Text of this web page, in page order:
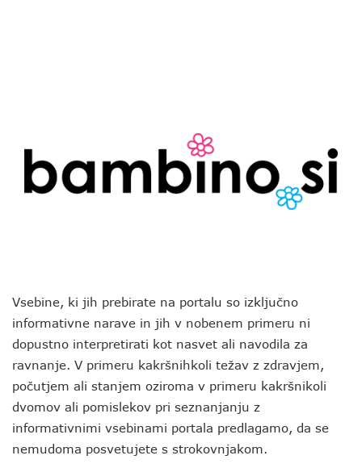
Vsebine, ki jih prebirate na portalu so izključno
informativne narave in jih v nobenem primeru ni
dopustno interpretirati kot nasvet ali navodila za
ravnanje. V primeru kakršnihkoli težav z zdravjem,
počutjem ali stanjem oziroma v primeru kakršnikoli
dvomov ali pomislekov pri seznanjanju z
informativnimi vsebinami portala predlagamo, da se
nemudoma posvetujete s strokovnjakom.